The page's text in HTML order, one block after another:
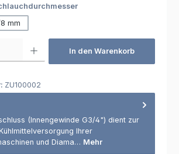
auswählen
mm
In den Warenkorb
ZU100002
(Innengewinde G3/4") dient zur
Ihrer
und Diama… Mehr